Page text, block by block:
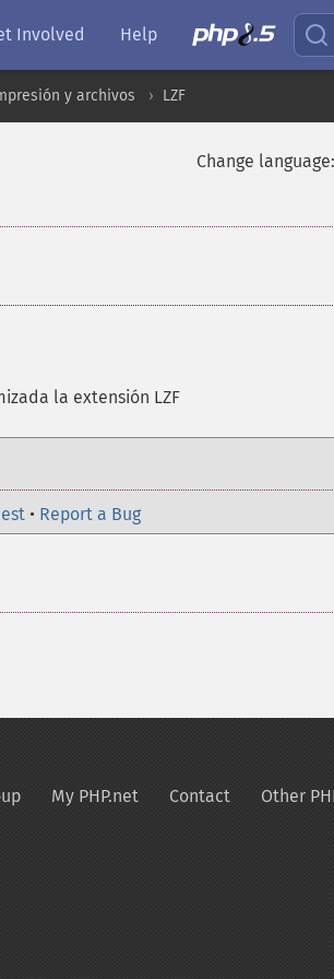
Involved Help
y archivos LZF
Change language:
la extensión LZF
• Report a Bug
My PHP.net Contact Other